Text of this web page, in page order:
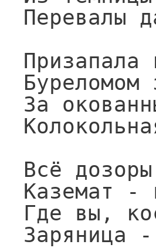
Перевалы
Буреломом
За
Всё
Каземат -
Где вы,
Заряница